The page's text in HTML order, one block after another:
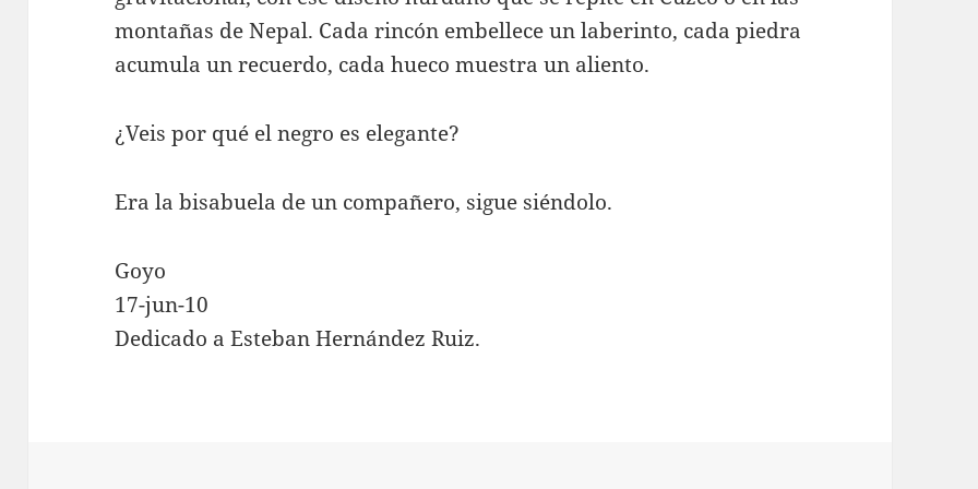
montañas de Nepal. Cada rincón embellece un laberinto, cada piedra
acumula un recuerdo, cada hueco muestra un aliento.
¿Veis por qué el negro es elegante?
Era la bisabuela de un compañero, sigue siéndolo.
Goyo
17-jun-10
Dedicado a Esteban Hernández Ruiz.